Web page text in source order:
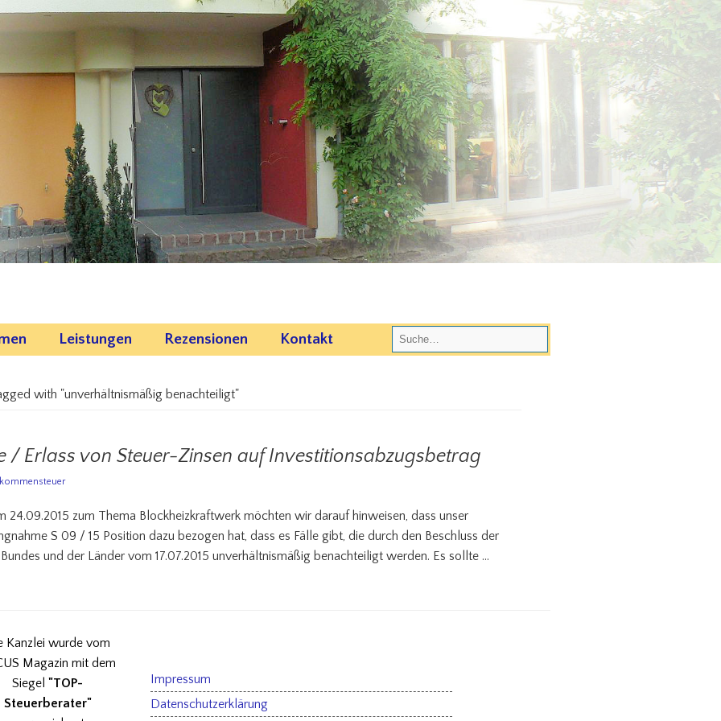
Leistungen Rezensionen Kontakt
with "unverhältnismäßig benachteiligt"
/ Erlass von Steuer-Zinsen auf Investitionsabzugsbetrag
24.09.2015 zum Thema Blockheizkraftwerk möchten wir darauf hinweisen, dass unser
S 09 / 15 Position dazu bezogen hat, dass es Fälle gibt, die durch den Beschluss der
und der Länder vom 17.07.2015 unverhältnismäßig benachteiligt werden. Es sollte …
Kanzlei wurde vom
Magazin mit dem
Siegel"TOP-
Steuerberater"
Impressum
Datenschutzerklärung